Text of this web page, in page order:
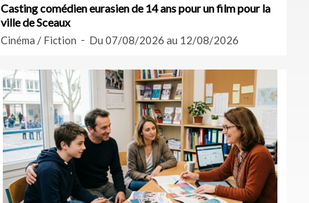
Casting comédien eurasien de 14 ans pour un film pour la
ville de Sceaux
Cinéma / Fiction Du 07/08/2026 au 12/08/2026